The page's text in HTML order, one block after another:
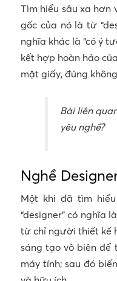
Tìm hiểu sâu xa hơn
gốc của nó là từ
nghĩa khác là “có ý
kết hợp hoàn hảo
mặt giấy, đúng
Bài liên
yêu nghề?
Nghề
Một khi đã tìm
“designer” có nghĩa
từ chỉ người thiết kế
sáng tạo vô biên để
máy tính; sau đó